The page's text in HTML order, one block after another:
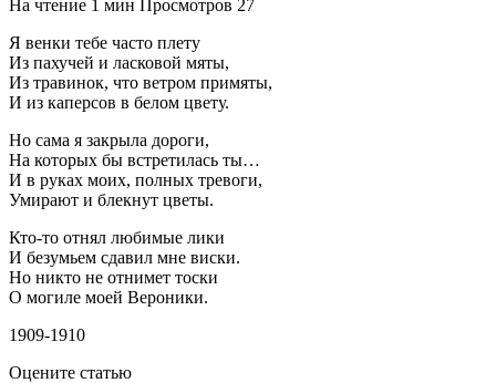
На чтение 1 мин Просмотров 27
Я венки тебе часто плету
Из пахучей и ласковой мяты,
Из травинок, что ветром примяты,
И из каперсов в белом цвету.
Но сама я закрыла дороги,
На которых бы встретилась ты…
И в руках моих, полных тревоги,
Умирают и блекнут цветы.
Кто-то отнял любимые лики
И безумьем сдавил мне виски.
Но никто не отнимет тоски
О могиле моей Вероники.
1909-1910
Оцените статью